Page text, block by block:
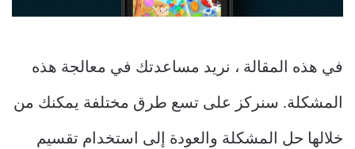
في هذه المقالة ، نريد مساعدتك في معالجة هذه
المشكلة. سنركز على تسع طرق مختلفة يمكنك من
خلالها حل المشكلة والعودة إلى استخدام تقسيم